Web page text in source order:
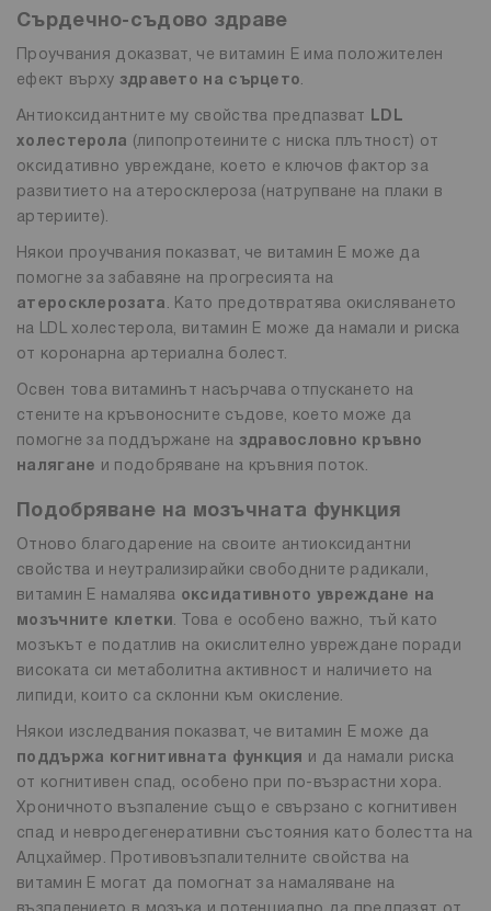
Сърдечно-съдово здраве
Проучвания доказват, че витамин Е има положителен
ефект върху здравето на сърцето.
Антиоксидантните му свойства предпазват
LDL
холестеролa
(липопротеините с ниска плътност) от
оксидативно увреждане, което е ключов фактор за
развитието на атеросклероза (натрупване на плаки в
артериите).
Някои проучвания показват, че витамин Е може да
помогне за забавяне на прогресията на
атеросклерозата . Като предотвратява окисляването
на LDL холестерола, витамин Е може да намали и риска
от коронарна артериална болест.
Освен това витаминът насърчава отпускането на
стените на кръвоносните съдове, което може да
помогне за поддържане на здравословно кръвно
налягане
и подобряване на кръвния поток.
Подобряване на мозъчната функция
Отново благодарение на своите антиоксидантни
свойства и неутрализирайки свободните радикали,
витамин Е намалява оксидативното увреждане на
мозъчните клетки . Това е особено важно, тъй като
мозъкът е податлив на окислително увреждане поради
високата си метаболитна активност и наличието на
липиди, които са склонни към окисление.
Някои изследвания показват, че витамин Е може да
поддържа когнитивната функция
и да намали риска
от когнитивен спад, особено при по-възрастни хора.
Хроничното възпаление също е свързано с когнитивен
спад и невродегенеративни състояния като болестта на
Алцхаймер. Противовъзпалителните свойства на
витамин Е могат да помогнат за намаляване на